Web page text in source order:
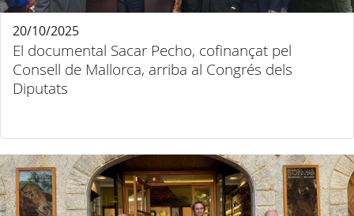
El documental Sacar Pecho, cofinançat pel
Consell de Mallorca, arriba al Congrés dels
Diputats
20/10/2025